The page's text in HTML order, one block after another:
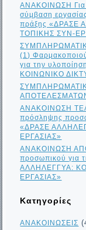
ΑΝΑΚΟΙΝΩΣΗ Για
σύμβαση
πράξης «ΔΡΑΣΕ
ΤΟΠΙΚΗΣ ΣΥΝ-
(1)
για την
ΚΟΙΝΩΝΙΚΟ
ΑΝΑΚΟΙΝΩΣΗ
πρόσληψης
«ΔΡΑΣΕ
ΕΡΓΑΣΙΑΣ»
ΑΝΑΚΟΙΝΩΣΗ
προσωπικού για
ΑΛΛΗΛΕΓΓΥΑ:
ΕΡΓΑΣΙΑΣ»
Kατηγορίες
ΑΝΑΚΟΙΝΩΣΕΙΣ